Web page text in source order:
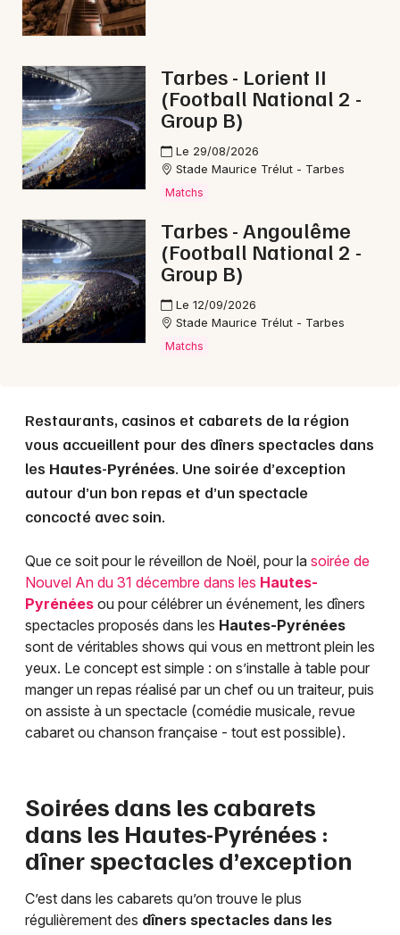
65 - Hautes-Pyrénées
Choisir mes départements
Mon email
Je m'abonne
Tarbes - Lorient II
(Football National 2 -
Group B)
Le 29/08/2026
Stade Maurice Trélut - Tarbes
Matchs
Tarbes - Angoulême
(Football National 2 -
Group B)
Le 12/09/2026
Stade Maurice Trélut - Tarbes
Matchs
Restaurants, casinos et cabarets de la région
vous accueillent pour des dîners spectacles dans
les Hautes-Pyrénées. Une soirée d’exception
autour d’un bon repas et d’un spectacle
concocté avec soin.
Que ce soit pour le réveillon de Noël, pour la soirée de
Nouvel An du 31 décembre dans les Hautes-
Pyrénées ou pour célébrer un événement, les dîners
spectacles proposés dans les Hautes-Pyrénées
sont de véritables shows qui vous en mettront plein les
yeux. Le concept est simple : on s’installe à table pour
manger un repas réalisé par un chef ou un traiteur, puis
on assiste à un spectacle (comédie musicale, revue
cabaret ou chanson française - tout est possible).
Soirées dans les cabarets
dans les Hautes-Pyrénées :
dîner spectacles d’exception
C’est dans les cabarets qu’on trouve le plus
régulièrement des dîners spectacles dans les